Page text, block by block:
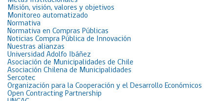
Misión, visión, valores y objetivos
Monitoreo automatizado
Normativa
Normativa en Compras Públicas
Noticias Compra Pública de Innovación
Nuestras alianzas
Universidad Adolfo Ibáñez
Asociación de Municipalidades de Chile
Asociación Chilena de Municipalidades
Sercotec
Organización para la Cooperación y el Desarrollo Económicos
Open Contracting Partnership